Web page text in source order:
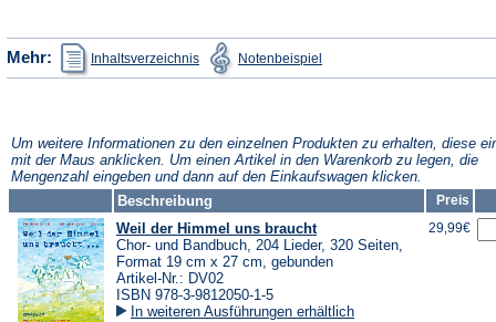
Mehr: Inhaltsverzeichnis
(Öffnet
in
einem
Notenbeispiel in
einem
Um weitere Informationen zu den einzelnen Produkten zu erhalten, diese
mit der Maus anklicken. Um einen Artikel in den Warenkorb zu legen, die
Mengenzahl eingeben und dann auf den Einkaufswagen klicken.
Beschreibung
Preis
Weil der Himmel uns braucht
Chor- und Bandbuch, 204 Lieder, 320 Seiten,
Format 19 cm x 27 cm, gebunden
Artikel-Nr.: DV02
ISBN 978-3-9812050-1-5
In weiteren Ausführungen erhältlich
29,99€